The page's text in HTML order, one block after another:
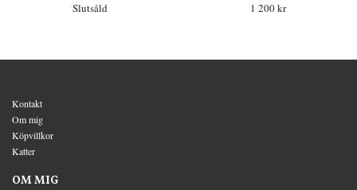
Slutsåld 1 200 kr
Kontakt
Om mig
Köpvillkor
Katter
OM MIG